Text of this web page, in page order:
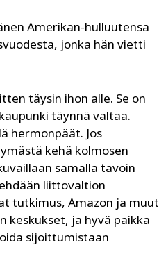
Amerikan-hulluutensa
jonka hän vietti
täysin ihon alle. Se on
täynnä valtaa.
hermonpäät. Jos
kehä kolmosen
samalla tavoin
liittovaltion
tutkimus, Amazon ja muut
keskukset, ja hyvä paikka
sijoittumistaan